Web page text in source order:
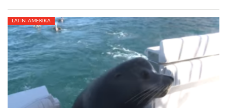
HÍR3D
TROPICALMAGAZIN
GLOBOTV
LATIN-AMERIKA